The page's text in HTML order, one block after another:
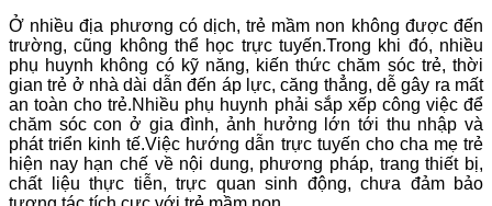
Ở nhiều địa phương có dịch, trẻ mầm non không được đến
trường, cũng không thể học trực tuyến.Trong khi đó, nhiều
phụ huynh không có kỹ năng, kiến thức chăm sóc trẻ, thời
gian trẻ ở nhà dài dẫn đến áp lực, căng thẳng, dễ gây ra mất
an toàn cho trẻ.Nhiều phụ huynh phải sắp xếp công việc để
chăm sóc con ở gia đình, ảnh hưởng lớn tới thu nhập và
phát triển kinh tế.Việc hướng dẫn trực tuyến cho cha mẹ trẻ
hiện nay hạn chế về nội dung, phương pháp, trang thiết bị,
chất liệu thực tiễn, trực quan sinh động, chưa đảm bảo